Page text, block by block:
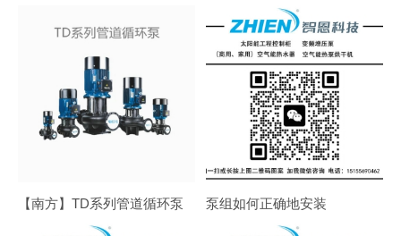
【南方】TD系列管道循环泵 泵组如何正确地安装